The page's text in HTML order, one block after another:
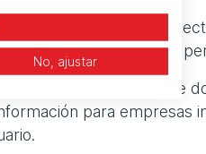
la solución se
garantiza una integración
la solución admite
para empresas
No, ajustar